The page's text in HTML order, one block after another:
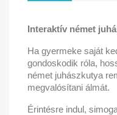
Interaktív német
Ha gyermeke saját
gondoskodik róla,
német juhászkutya
megvalósítani álmát.
Érintésre indul,